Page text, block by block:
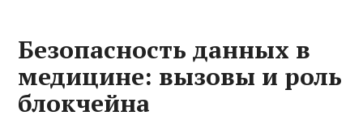
Безопасность данных в
медицине: вызовы и роль
блокчейна